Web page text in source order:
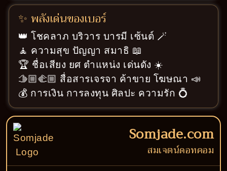
✨ พลังเด่นของเบอร์
👑 โชคลาภ บริวาร บารมี เซ้นต์ 🪄
🧘 ความสุข ปัญญา สมาธิ 📖
🏆 ชื่อเสียง ยศ ตำแหน่ง เด่นดัง ☀️
🫱🏼‍🫲🏼 สื่อสารเจรจา ค้าขาย โฆษณา 📣
💰 การเงิน การลงทุน ศิลปะ ความรัก 💍
Somjade.com
สมเจตน์ดอทคอม